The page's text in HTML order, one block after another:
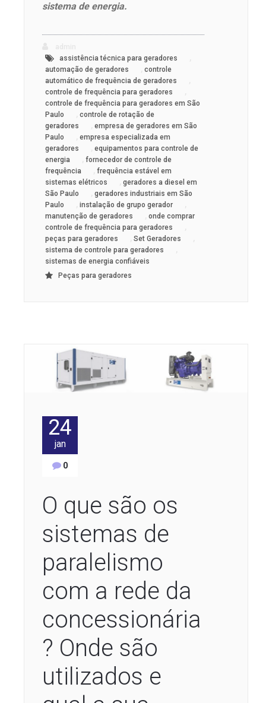
sistema de energia.
assistência técnica para geradores
automação de geradores
controle
automático de frequência de geradores
controle de frequência para geradores
controle de frequência para geradores em São
Paulo
controle de rotação de
geradores
empresa de geradores em São
Paulo
empresa especializada em
geradores
equipamentos para controle de
energia
fornecedor de controle de
frequência
frequência estável em
sistemas elétricos
geradores a diesel em
São Paulo
geradores industriais em São
Paulo
instalação de grupo gerador
manutenção de geradores
onde comprar
controle de frequência para geradores
peças para geradores Set Geradores
sistema de controle para geradores
sistemas de energia confiáveis
Peças para geradores
24
jan
0
O que são os
sistemas de
paralelismo
com a rede da
concessionária
? Onde são
utilizados e